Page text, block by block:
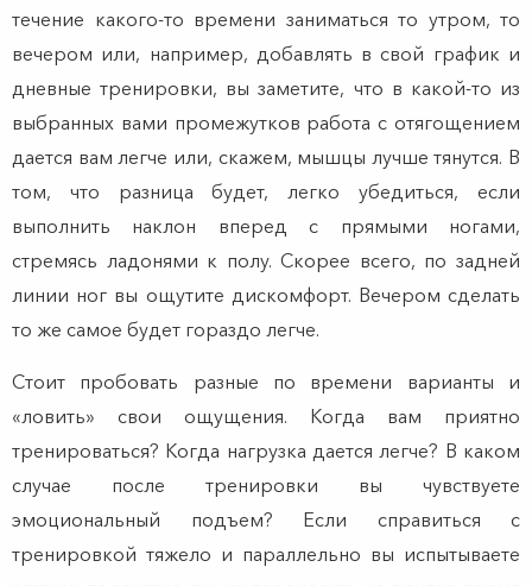
течение какого-то времени заниматься то утром, то
вечером или, например, добавлять в свой график и
дневные тренировки, вы заметите, что в какой-то из
выбранных вами промежутков работа с отягощением
дается вам легче или, скажем, мышцы лучше тянутся. В
том, что разница будет, легко убедиться, если
выполнить наклон вперед с прямыми ногами,
стремясь ладонями к полу. Скорее всего, по задней
линии ног вы ощутите дискомфорт. Вечером сделать
то же самое будет гораздо легче.
Стоит пробовать разные по времени варианты и
«ловить» свои ощущения. Когда вам приятно
тренироваться? Когда нагрузка дается легче? В каком
случае после тренировки вы чувствуете
эмоциональный подъем? Если справиться с
тренировкой тяжело и параллельно вы испытываете